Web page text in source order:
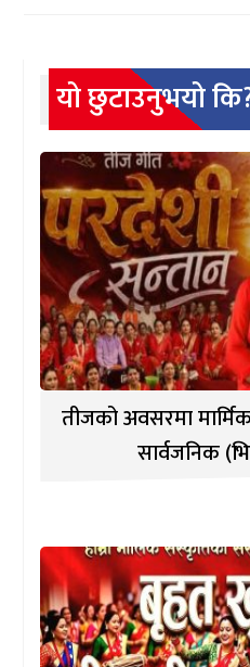
यो छुटाउनुभयो
तीजको अवसरमा
सार्वजनिक